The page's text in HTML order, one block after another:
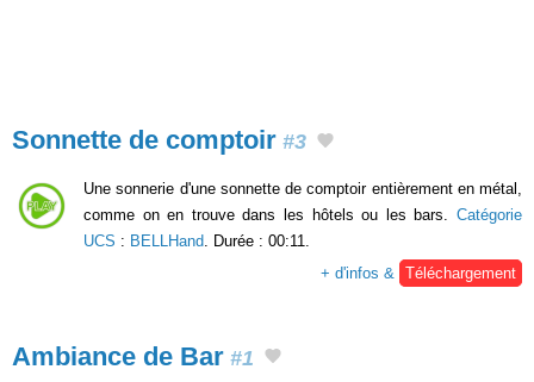
Sonnette de comptoir #3
Une sonnerie d'une sonnette de comptoir entièrement en métal,
comme on en trouve dans les hôtels ou les bars. Catégorie
UCS : BELLHand . Durée : 00:11.
+ d'infos &
Téléchargement
Ambiance de Bar #1